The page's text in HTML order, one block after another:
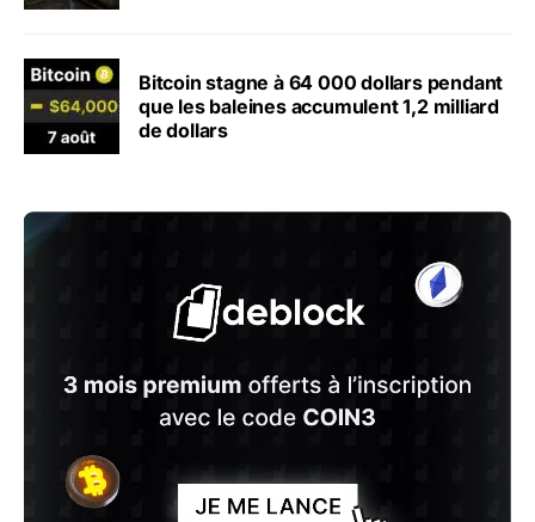
Bitcoin stagne à 64 000 dollars pendant
que les baleines accumulent 1,2 milliard
de dollars